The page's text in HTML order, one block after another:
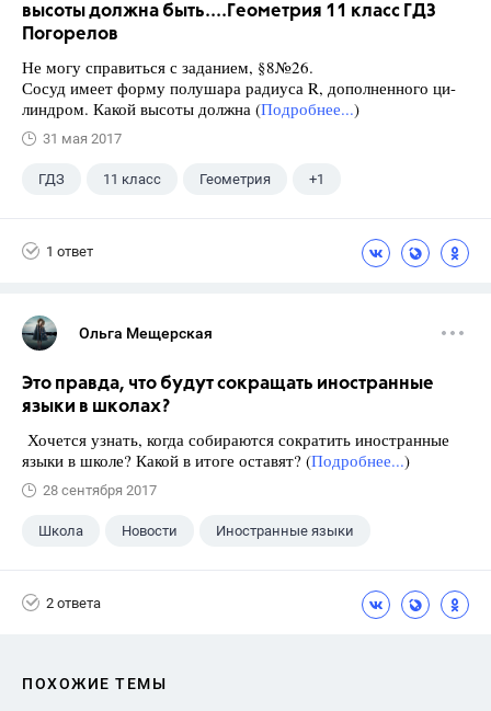
высоты должна быть....Геометрия 11 класс ГДЗ
Погорелов
Не могу справиться с заданием, §8№26.
Сосуд имеет форму полушара радиуса R, дополненного ци-
линдром. Какой высоты должна (Подробнее...)
31 мая 2017
ГДЗ 11 класс Геометрия +1
1 ответ
Ольга Мещерская
Это правда, что будут сокращать иностранные
языки в школах?
Хочется узнать, когда собираются сократить иностранные
языки в школе? Какой в итоге оставят? (Подробнее...)
28 сентября 2017
Школа Новости Иностранные языки
2 ответа
ПОХОЖИЕ ТЕМЫ